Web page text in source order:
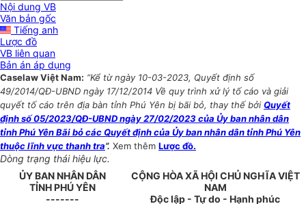
Nội dung VB
Văn bản gốc
Tiếng anh
Lược đồ
VB liên quan
Bản án áp dụng
Caselaw Việt Nam: “Kể từ ngày 10-03-2023, Quyết định số
49/2014/QĐ-UBND ngày 17/12/2014 Về quy trình xử lý tố cáo và giải
quyết tố cáo trên địa bàn tỉnh Phú Yên bị bãi bỏ, thay thế bởi Quyết
định số 05/2023/QĐ-UBND ngày 27/02/2023 của Ủy ban nhân dân
tỉnh Phú Yên Bãi bỏ các Quyết định của Ủy ban nhân dân tỉnh Phú Yên
thuộc lĩnh vực thanh tra”. Xem thêm Lược đồ.
Dòng trạng thái hiệu lực.
ỦY BAN NHÂN DÂN
TỈNH PHÚ YÊN
-------
CỘNG HÒA XÃ HỘI CHỦ NGHĨA VIỆT
NAM
Độc lập - Tự do - Hạnh phúc